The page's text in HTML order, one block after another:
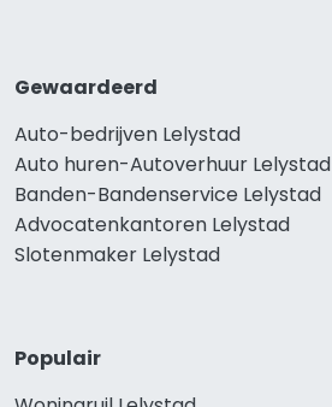
Gewaardeerd
Auto-bedrijven Lelystad
Auto huren-Autoverhuur Lelystad
Banden-Bandenservice Lelystad
Advocatenkantoren Lelystad
Slotenmaker Lelystad
Populair